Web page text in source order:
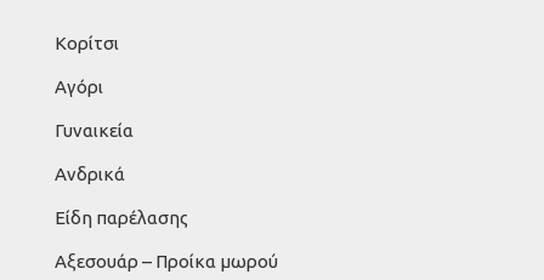
Κορίτσι
Αγόρι
Γυναικεία
Ανδρικά
Είδη παρέλασης
Αξεσουάρ – Προίκα μωρού